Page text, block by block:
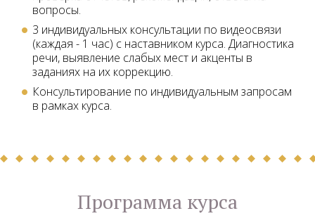
вопросы.
3 индивидуальных консультации по видеосвязи
(каждая - 1 час) с наставником курса. Диагностика
речи, выявление слабых мест и акценты в
заданиях на их коррекцию.
Консультирование по индивидуальным запросам
в рамках курса.
Программа курса